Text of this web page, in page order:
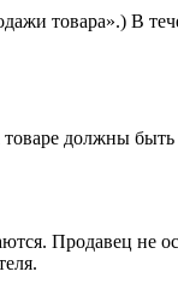
товара».) В
должны
Продавец не